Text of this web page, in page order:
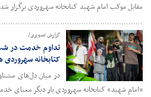
مقابل موکب امام شهید کتابخانه سهروردی برگزار
گزارش تصویری/
تداوم خدمت در
کتابخانه
در میان دل‌های
«امام شهید» کتابخانه سهروردی بار دیگر معنای